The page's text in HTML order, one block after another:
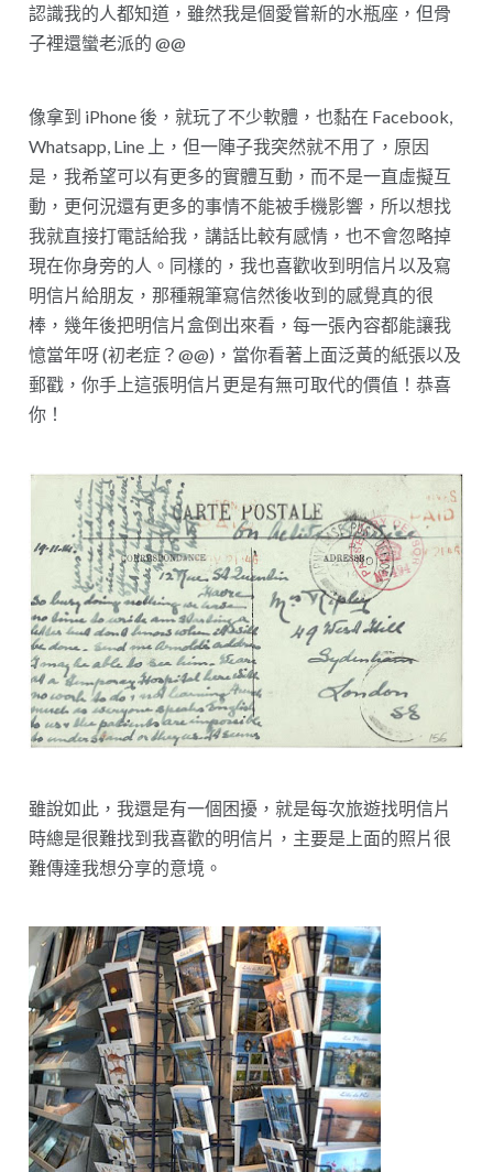
認識我的人都知道，雖然我是個愛嘗新的水瓶座，但骨
子裡還蠻老派的 @@
像拿到 iPhone 後，就玩了不少軟體，也黏在 Facebook,
Whatsapp, Line 上，但一陣子我突然就不用了，原因
是，我希望可以有更多的實體互動，而不是一直虛擬互
動，更何況還有更多的事情不能被手機影響，所以想找
我就直接打電話給我，講話比較有感情，也不會忽略掉
現在你身旁的人。同樣的，我也喜歡收到明信片以及寫
明信片給朋友，那種親筆寫信然後收到的感覺真的很
棒，幾年後把明信片盒倒出來看，每一張內容都能讓我
憶當年呀 (初老症？@@)，當你看著上面泛黃的紙張以及
郵戳，你手上這張明信片更是有無可取代的價值！恭喜
你！
雖說如此，我還是有一個困擾，就是每次旅遊找明信片
時總是很難找到我喜歡的明信片，主要是上面的照片很
難傳達我想分享的意境。